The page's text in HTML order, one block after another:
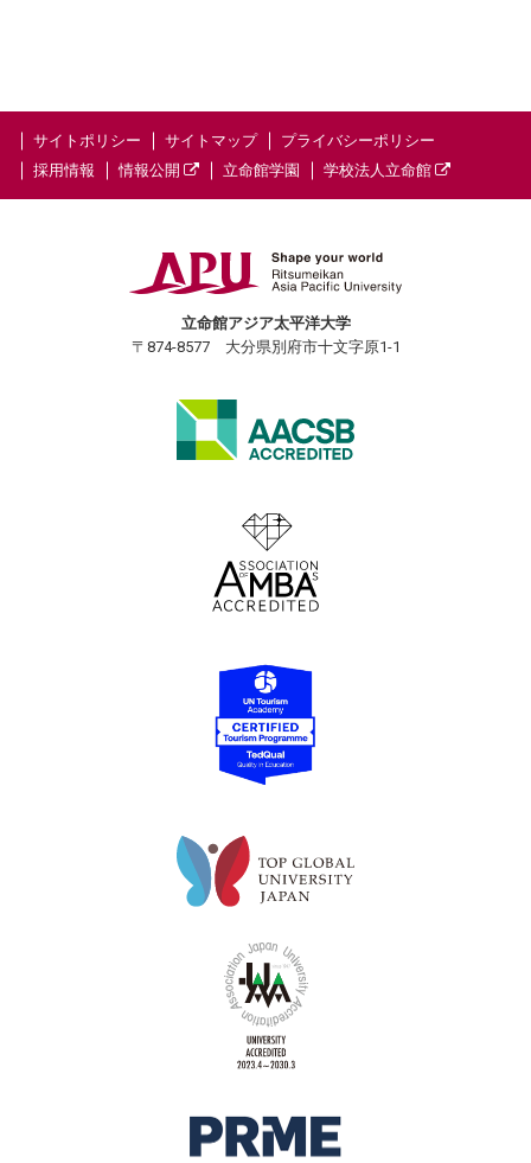
サイトポリシー サイトマップ
プライバシーポリシー
採用情報
情報公開 立命館学園 学校法人立命館
立命館アジア太平洋大学
〒874-8577 大分県別府市十文字原1-1